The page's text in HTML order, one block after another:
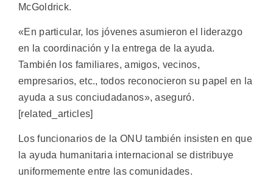
McGoldrick.
«En particular, los jóvenes asumieron el liderazgo
en la coordinación y la entrega de la ayuda.
También los familiares, amigos, vecinos,
empresarios, etc., todos reconocieron su papel en la
ayuda a sus conciudadanos», aseguró.
[related_articles]
Los funcionarios de la ONU también insisten en que
la ayuda humanitaria internacional se distribuye
uniformemente entre las comunidades.